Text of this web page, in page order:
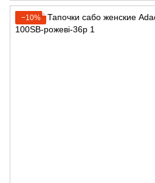
−10%